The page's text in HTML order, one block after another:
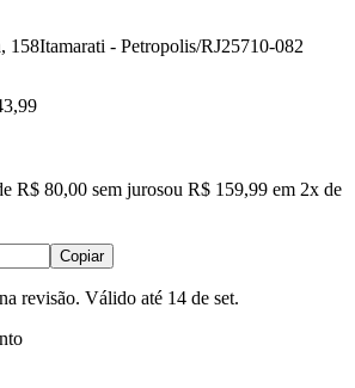
158Itamarati - Petropolis/RJ25710-082
,99
R$ 80,00 sem jurosou R$ 159,99 em 2x de
Copiar
revisão. Válido até 14 de set.